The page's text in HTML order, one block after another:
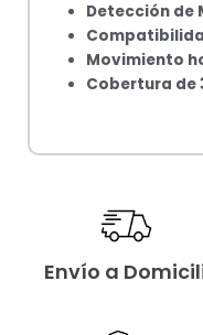
Detección de
Movimiento
Cobertura de
Envío a